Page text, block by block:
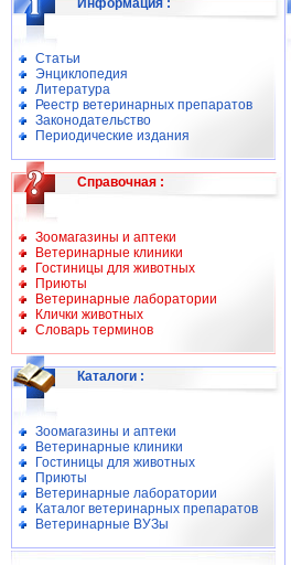
Информация :
Статьи
Энциклопедия
Литература
Реестр ветеринарных препаратов
Законодательство
Периодические издания
Справочная :
Зоомагазины и аптеки
Ветеринарные клиники
Гостиницы для животных
Приюты
Ветеринарные лаборатории
Клички животных
Словарь терминов
Каталоги :
Зоомагазины и аптеки
Ветеринарные клиники
Гостиницы для животных
Приюты
Ветеринарные лаборатории
Каталог ветеринарных препаратов
Ветеринарные ВУЗы